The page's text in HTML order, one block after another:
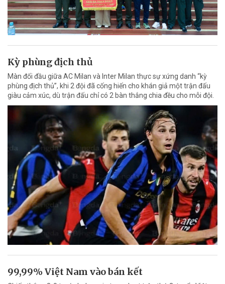
Kỳ phùng địch thủ
Màn đối đầu giữa AC Milan và Inter Milan thực sự xứng danh “kỳ
phùng địch thủ”, khi 2 đội đã cống hiến cho khán giả một trận đấu
giàu cảm xúc, dù trận đấu chỉ có 2 bàn thắng chia đều cho mỗi đội.
99,99% Việt Nam vào bán kết